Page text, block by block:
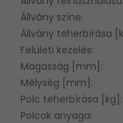
Állvány színe:
Állvány teherbírása
Felületi kezelés:
Magasság [mm] :
Mélység [mm] :
Polc teherbírása [kg] :
Polcok anyaga: